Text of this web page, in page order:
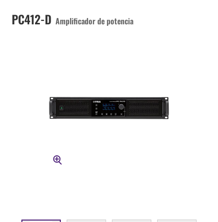
PC412-D Amplificador de potencia